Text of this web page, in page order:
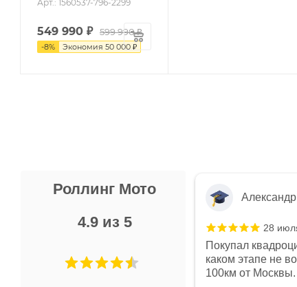
Арт.: 1560537-796-2299
549 990 ₽ 599 990 ₽
-8% Экономия 50 000 ₽
Роллинг Мото
4.9 из 5
Не понравились условия
и дают только на год)
Александр
28
Покупал
каком этапе не
100км от Москвы.